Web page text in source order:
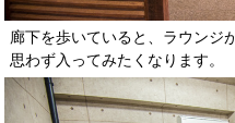
廊下を歩いていると、ラウンジ
思わず入ってみたくなります。